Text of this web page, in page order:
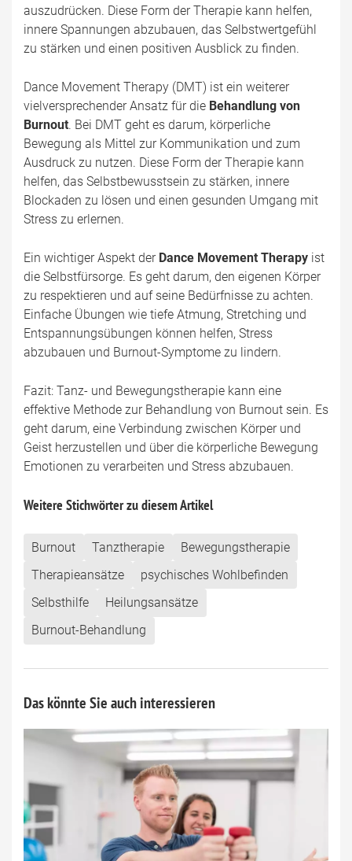
auszudrücken. Diese Form der Therapie kann helfen,
innere Spannungen abzubauen, das Selbstwertgefühl
zu stärken und einen positiven Ausblick zu finden.
Dance Movement Therapy (DMT) ist ein weiterer
vielversprechender Ansatz für die Behandlung von
Burnout. Bei DMT geht es darum, körperliche
Bewegung als Mittel zur Kommunikation und zum
Ausdruck zu nutzen. Diese Form der Therapie kann
helfen, das Selbstbewusstsein zu stärken, innere
Blockaden zu lösen und einen gesunden Umgang mit
Stress zu erlernen.
Ein wichtiger Aspekt der Dance Movement Therapy ist
die Selbstfürsorge. Es geht darum, den eigenen Körper
zu respektieren und auf seine Bedürfnisse zu achten.
Einfache Übungen wie tiefe Atmung, Stretching und
Entspannungsübungen können helfen, Stress
abzubauen und Burnout-Symptome zu lindern.
Fazit: Tanz- und Bewegungstherapie kann eine
effektive Methode zur Behandlung von Burnout sein. Es
geht darum, eine Verbindung zwischen Körper und
Geist herzustellen und über die körperliche Bewegung
Emotionen zu verarbeiten und Stress abzubauen.
Weitere Stichwörter zu diesem Artikel
Burnout Tanztherapie
Bewegungstherapie
Therapieansätze
psychisches Wohlbefinden
Selbsthilfe
Heilungsansätze
Burnout-Behandlung
Das könnte Sie auch interessieren